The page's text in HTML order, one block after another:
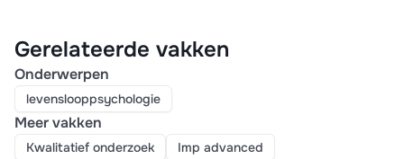
Gerelateerde vakken
Onderwerpen
levenslooppsychologie
Meer vakken
Kwalitatief onderzoek
Imp advanced